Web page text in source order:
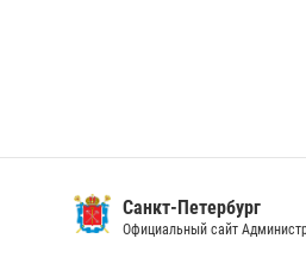
Санкт-Петербург
Официальный сайт